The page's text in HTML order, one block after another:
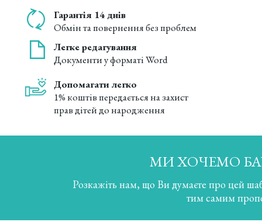
Гарантія 14 днів
Обмін та повернення без проблем
Легке редагування
Документи у форматі Word
Допомагати легко
1% коштів передається на захист
прав дітей до народження
МИ ХОЧЕМО
Розкажіть нам, що Ви думаєте про цей
тим самим